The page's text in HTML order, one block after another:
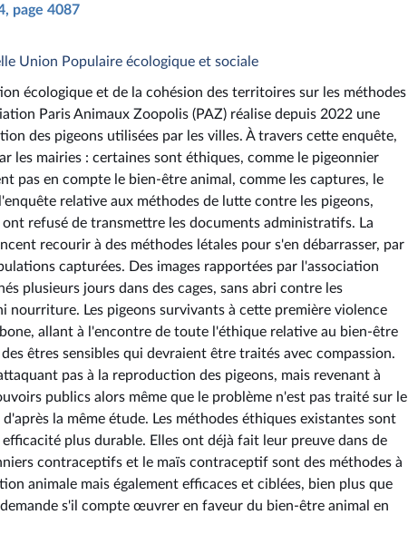
page 4087
Union Populaire écologique et sociale
écologique et de la cohésion des territoires sur les méthodes
Paris Animaux Zoopolis (PAZ) réalise depuis 2022 une
des pigeons utilisées par les villes. À travers cette enquête,
les mairies : certaines sont éthiques, comme le pigeonnier
pas en compte le bien-être animal, comme les captures, le
relative aux méthodes de lutte contre les pigeons,
refusé de transmettre les documents administratifs. La
recourir à des méthodes létales pour s'en débarrasser, par
capturées. Des images rapportées par l'association
plusieurs jours dans des cages, sans abri contre les
nourriture. Les pigeons survivants à cette première violence
allant à l'encontre de toute l'éthique relative au bien-être
êtres sensibles qui devraient être traités avec compassion.
pas à la reproduction des pigeons, mais revenant à
publics alors même que le problème n'est pas traité sur le
la même étude. Les méthodes éthiques existantes sont
plus durable. Elles ont déjà fait leur preuve dans de
contraceptifs et le maïs contraceptif sont des méthodes à
animale mais également efficaces et ciblées, bien plus que
s'il compte œuvrer en faveur du bien-être animal en